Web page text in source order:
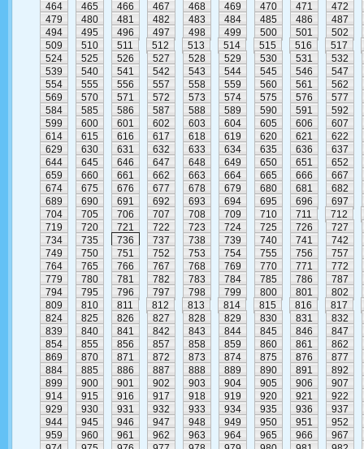
464
465 466 467 468 469 470 471
472
479
480 481 482 483 484 485 486
487
494
495 496 497 498 499 500 501
502
509
510 511 512 513 514 515 516
517
524
525 526 527 528 529 530 531
532
539
540 541 542 543 544 545 546
547
554
555 556 557 558 559 560 561
562
569
570 571 572 573 574 575 576
577
584
585 586 587 588 589 590 591
592
599
600 601 602 603 604 605 606
607
614
615 616 617 618 619 620 621
622
629
630 631 632 633 634 635 636
637
644
645 646 647 648 649 650 651
652
659
660 661 662 663 664 665 666
667
674
675 676 677 678 679 680 681
682
689
690 691 692 693 694 695 696
697
704
705 706 707 708 709 710 711
712
719
720 721 722 723 724 725 726
727
734
735 736 737 738 739 740 741
742
749
750 751 752 753 754 755 756
757
764
765 766 767 768 769 770 771
772
779
780 781 782 783 784 785 786
787
794
795 796 797 798 799 800 801
802
809
810 811 812 813 814 815 816
817
824
825 826 827 828 829 830 831
832
839
840 841 842 843 844 845 846
847
854
855 856 857 858 859 860 861
862
869
870 871 872 873 874 875 876
877
884
885 886 887 888 889 890 891
892
899
900 901 902 903 904 905 906
907
914
915 916 917 918 919 920 921
922
929
930 931 932 933 934 935 936
937
944
945 946 947 948 949 950 951
952
959
960 961 962 963 964 965 966
967